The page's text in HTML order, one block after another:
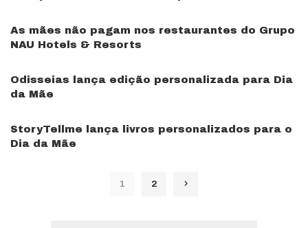
As mães não pagam nos restaurantes do Grupo
NAU Hotels & Resorts
Odisseias lança edição personalizada para Dia
da Mãe
StoryTellme lança livros personalizados para o
Dia da Mãe
1 2